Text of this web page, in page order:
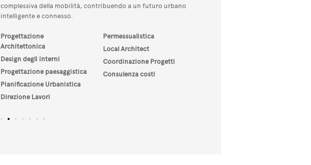
complessiva della mobilità, contribuendo a un futuro urbano
intelligente e connesso.
Progettazione
Architettonica
Design degli interni
Progettazione paesaggistica
Pianificazione Urbanistica
Direzione Lavori
Permessualistica
Local Architect
Coordinazione Progetti
Consulenza costi